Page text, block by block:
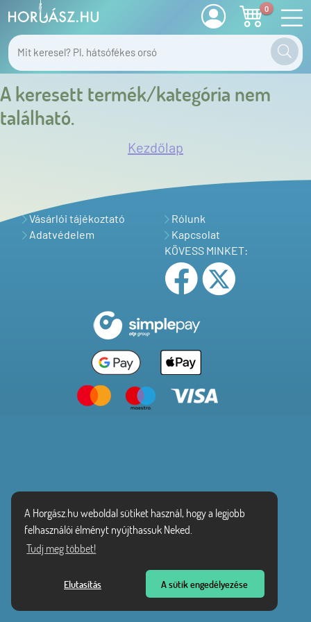
A Horgász.hu weboldal sütiket használ, hogy a legjobb
felhasználói élményt nyújthassuk Neked.
Tudj meg többet!
Elutasítás A sütik engedélyezése
0
A keresett termék/kategória nem
található.
Kezdőlap
Vásárlói tájékoztató
Adatvédelem
Rólunk
Kapcsolat
KÖVESS MINKET: